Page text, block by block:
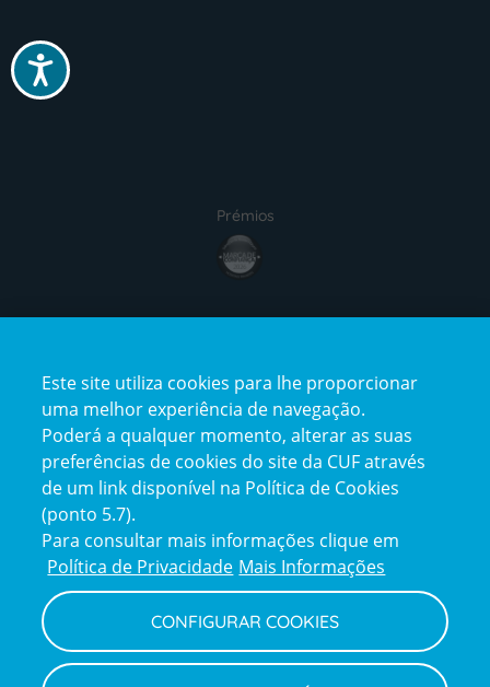
Acessibilidade
Prémios
Reclamações
e
elogios
Política de Privacidade e Cookies
Termos e Condições
Este site utiliza cookies para lhe proporcionar
uma melhor experiência de navegação.
Poderá a qualquer momento, alterar as suas
preferências de cookies do site da CUF através
de um link disponível na Política de Cookies
(ponto 5.7).
Para consultar mais informações clique em
Política de Privacidade Mais Informações
CONFIGURAR COOKIES